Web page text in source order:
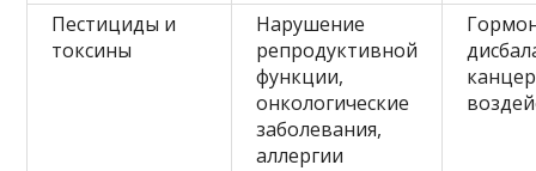
Пестициды и
токсины
Нарушение
репродуктивной
функции,
онкологические
заболевания,
аллергии